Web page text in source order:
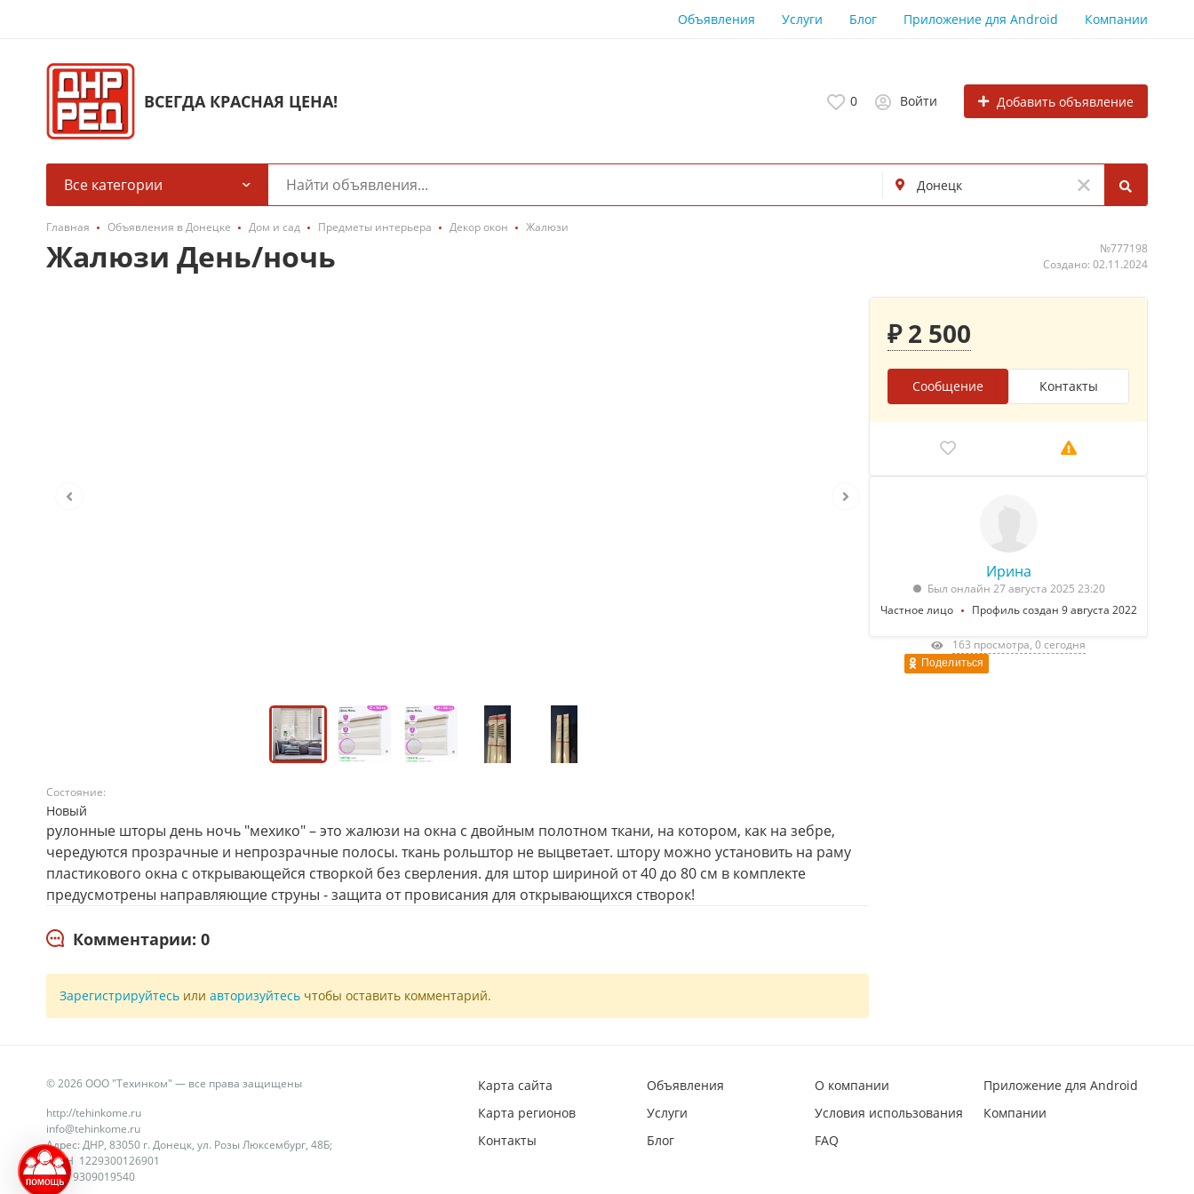
Объявления Услуги Блог Приложение для Android Компании
ВСЕГДА КРАСНАЯ ЦЕНА! 0 Войти Добавить объявление
Все категории
Главная Объявления в Донецке Дом и сад Предметы интерьера Декор окон Жалюзи
Жалюзи День/ночь
№777198
Создано: 02.11.2024
Состояние:
Новый
рулонные шторы день ночь "мехико" – это жалюзи на окна с двойным полотном ткани, на котором, как на зебре,
чередуются прозрачные и непрозрачные полосы. ткань рольштор не выцветает. штору можно установить на раму
пластикового окна с открывающейся створкой без сверления. для штор шириной от 40 до 80 см в комплекте
предусмотрены направляющие струны - защита от провисания для открывающихся створок!
Комментарии: 0
Зарегистрируйтесь или авторизуйтесь чтобы оставить комментарий.
₽ 2 500
Сообщение Контакты
Ирина
Был онлайн 27 августа 2025 23:20
Частное лицо
Профиль создан 9 августа 2022
163 просмотра, 0 сегодня
Поделиться
© 2026 ООО "Техинком" — все права защищены
http://tehinkome.ru
info@tehinkome.ru
Адрес: ДНР, 83050 г. Донецк, ул. Розы Люксембург, 48Б;
ОГРН 1229300126901
ИНН 9309019540
Карта сайта
Карта регионов
Контакты
Объявления
Услуги
Блог
О компании
Условия использования
FAQ
Приложение для Android
Компании